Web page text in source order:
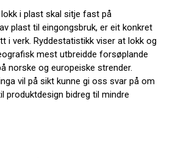
i plast skal sitje fast på
plast til eingongsbruk, er eit konkret
i verk. Ryddestatistikk viser at lokk og
mest utbreidde forsøplande
norske og europeiske strender.
vil på sikt kunne gi oss svar på om
produktdesign bidreg til mindre